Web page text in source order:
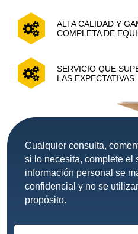
ALTA CALIDAD Y
COMPLETA DE
SERVICIO QUE
LAS EXPECTATIVAS
Cualquier consulta,
si lo necesita, complete el
información personal se
confidencial y no se
propósito.